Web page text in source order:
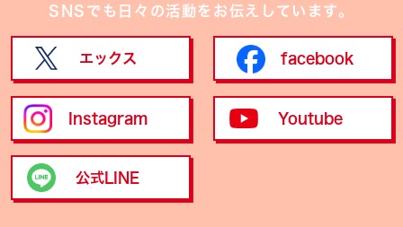
SNSでも日々の活動をお伝えしています。
エックス facebook
Instagram Youtube
公式LINE